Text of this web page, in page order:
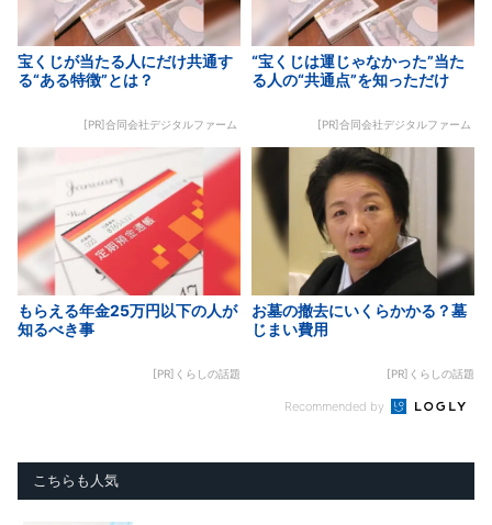
宝くじが当たる人にだけ共通す
る“ある特徴”とは？
[PR]合同会社デジタルファーム
“宝くじは運じゃなかった”当た
る人の“共通点”を知っただけ
[PR]合同会社デジタルファーム
もらえる年金25万円以下の人が
知るべき事
[PR]くらしの話題
お墓の撤去にいくらかかる？墓
じまい費用
[PR]くらしの話題
Recommended by
こちらも人気